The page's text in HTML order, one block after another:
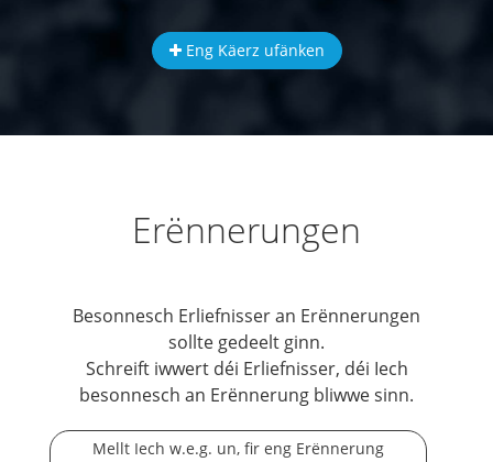
Eng Käerz ufänken
Erënnerungen
Besonnesch Erliefnisser an Erënnerungen
sollte gedeelt ginn.
Schreift iwwert déi Erliefnisser, déi Iech
besonnesch an Erënnerung bliwwe sinn.
Mellt Iech w.e.g. un, fir eng Erënnerung